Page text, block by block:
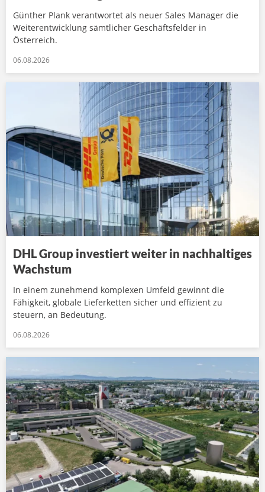
Günther Plank verantwortet als neuer Sales Manager die
Weiterentwicklung sämtlicher Geschäftsfelder in
Österreich.
06.08.2026
DHL Group investiert weiter in nachhaltiges
Wachstum
In einem zunehmend komplexen Umfeld gewinnt die
Fähigkeit, globale Lieferketten sicher und effizient zu
steuern, an Bedeutung.
06.08.2026